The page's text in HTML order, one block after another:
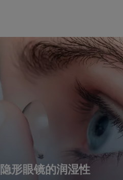
隐形眼镜的润湿性